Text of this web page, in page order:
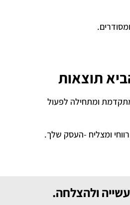
תוצאות
ומתחילה לפעול
ומצליח -העסק שלך.
ולהצלחה.